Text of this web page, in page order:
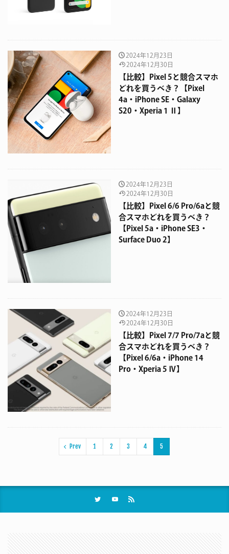
2024年12月23日
2024年12月30日
【比較】Pixel 5と競合スマホ
どれを買うべき？【Pixel
4a・iPhone SE・Galaxy
S20・Xperia 1 Ⅱ】
2024年12月23日
2024年12月30日
【比較】Pixel 6/6 Pro/6aと競
合スマホどれを買うべき？
【Pixel 5a・iPhone SE3・
Surface Duo 2】
2024年12月23日
2024年12月30日
【比較】Pixel 7/7 Pro/7aと競
合スマホどれを買うべき？
【Pixel 6/6a・iPhone 14
Pro・Xperia 5 Ⅳ】
Prev 1 2 3 4 5